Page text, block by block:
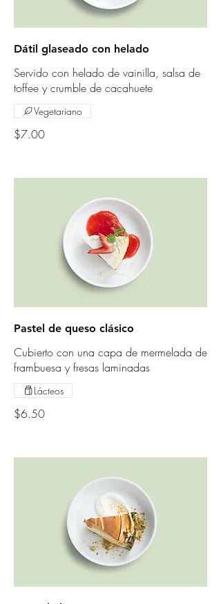
Dátil glaseado con helado
Servido con helado de vainilla, salsa de
toffee y crumble de cacahuete
$7.00
Vegetariano
Pastel de queso clásico
Cubierto con una capa de mermelada de
frambuesa y fresas laminadas
$6.50
Lácteos